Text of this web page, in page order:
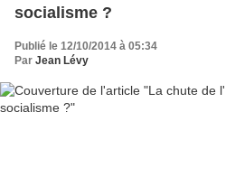
socialisme ?
Publié le 12/10/2014 à 05:34
Par Jean Lévy